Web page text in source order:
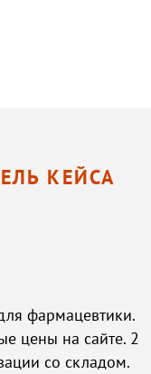
КЕЙСА
фармацевтики.
цены на сайте. 2
со складом.